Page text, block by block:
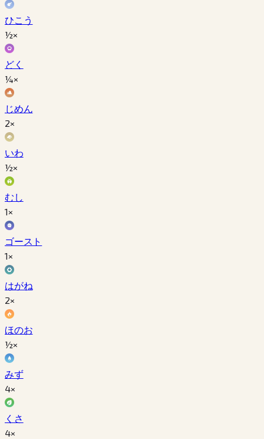
ひこう
½×
どく
¼×
じめん
2×
いわ
½×
むし
1×
ゴースト
1×
はがね
2×
ほのお
½×
みず
4×
くさ
4×